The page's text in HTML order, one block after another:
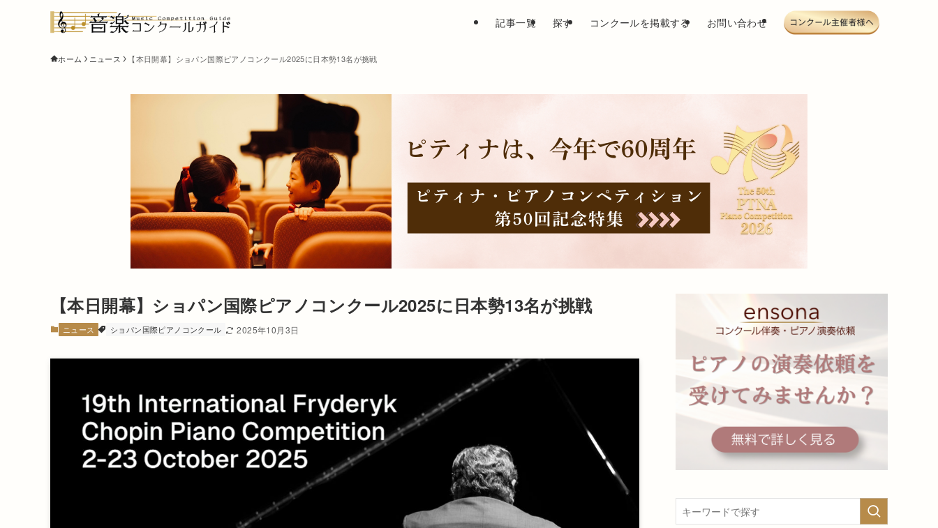
記事一覧 探す コンクールを掲載する お問い合わせ
ホーム ニュース 【本日開幕】ショパン国際ピアノコンクール2025に日本勢13名が挑戦
【本日開幕】ショパン国際ピアノコンクール2025に日本勢13名が挑戦
ニュース ショパン国際ピアノコンクール 2025年10月3日